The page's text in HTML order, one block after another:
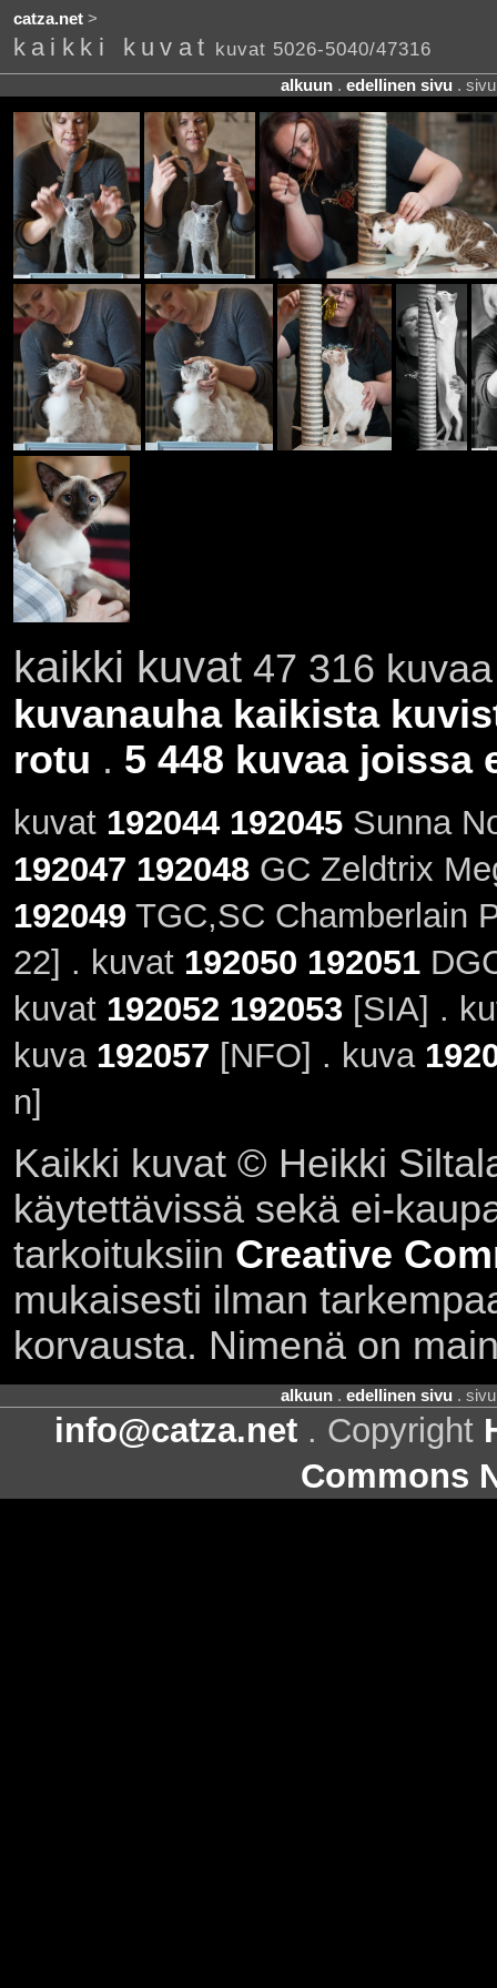
catza.net>
kaikki kuvat kuvat 5026-5040/47316
alkuun . edellinen sivu .
kaikki kuvat47 316
kuvanauha kaikista
rotu . 5 448 kuvaa joissa
kuvat 192044 192045Sunna
192047 192048GC Zeldtrix
192049 TGC,SC Chamberlain
22] . kuvat 192050 192051
kuvat 192052 192053[SIA] .
kuva 192057 [NFO] . kuva
n]
Kaikki kuvat © Heikki
käytettävissä sekä ei-
tarkoituksiin Creative
mukaisesti ilman
korvausta. Nimenä on
alkuun . edellinen sivu .
info@catza.net . Copyright
Commons